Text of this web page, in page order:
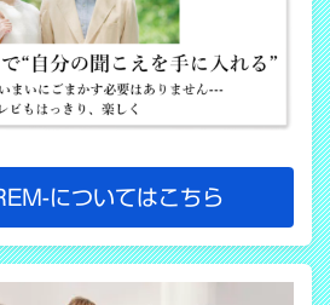
についてはこちら